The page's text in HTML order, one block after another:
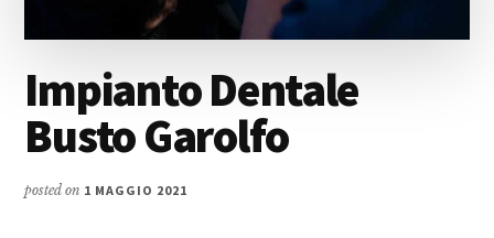
Impianto Dentale
Busto Garolfo
posted on 1 MAGGIO 2021